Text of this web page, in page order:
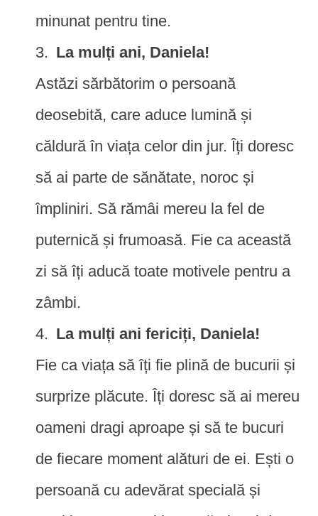
minunat pentru tine.
La mulți ani, Daniela!
Astăzi sărbătorim o persoană
deosebită, care aduce lumină și
căldură în viața celor din jur. Îți doresc
să ai parte de sănătate, noroc și
împliniri. Să rămâi mereu la fel de
puternică și frumoasă. Fie ca această
zi să îți aducă toate motivele pentru a
zâmbi.
La mulți ani fericiți, Daniela!
Fie ca viața să îți fie plină de bucurii și
surprize plăcute. Îți doresc să ai mereu
oameni dragi aproape și să te bucuri
de fiecare moment alături de ei. Ești o
persoană cu adevărat specială și